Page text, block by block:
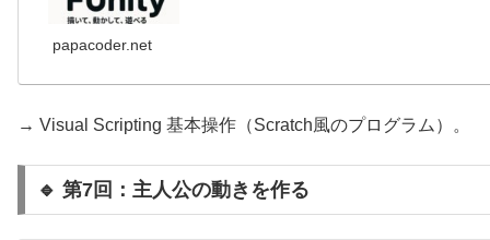
papacoder.net
→ Visual Scripting 基本操作（Scratch風のプログラム）。
🔹 第7回：主人公の動きを作る